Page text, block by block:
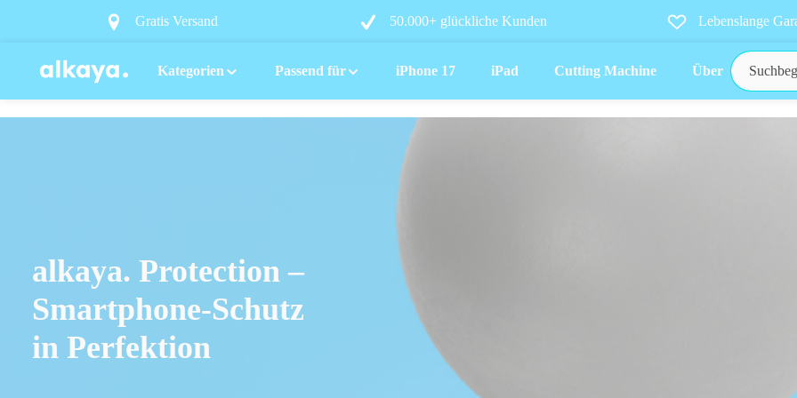
Zur Hauptnavigation springen
Gratis Versand 50.000+ glückliche Kunden Lebenslange
Kategorien Passend für iPhone 17 iPad Cutting Machine Über uns
alkaya. Protection –
Smartphone-Schutz
in Perfektion